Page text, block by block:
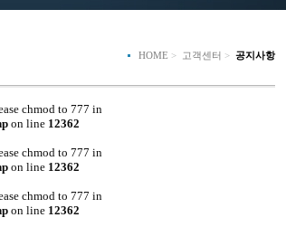
HOME > 고객센터 > 공지사항
chmod to 777 in
on line 12362
chmod to 777 in
on line 12362
chmod to 777 in
on line 12362